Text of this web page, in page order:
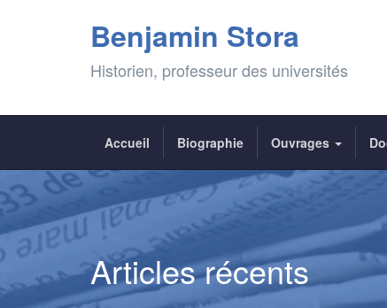
Benjamin Stora
Historien, professeur des universités
Accueil Biographie Ouvrages
Articles récents